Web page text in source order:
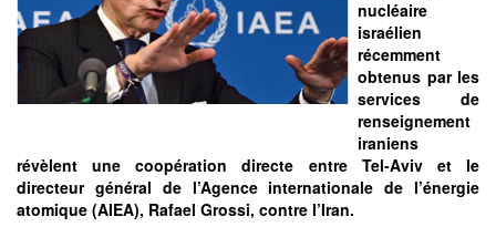
nucléaire
israélien
récemment
obtenus par les
services de
renseignement
iraniens
révèlent une coopération directe entre Tel-Aviv et le
directeur général de l’Agence internationale de l’énergie
atomique (AIEA), Rafael Grossi, contre l’Iran.